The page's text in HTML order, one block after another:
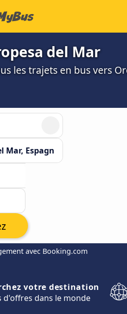
del Mar
les trajets en bus vers
avec Booking.com
votre destination
d'offres dans le monde